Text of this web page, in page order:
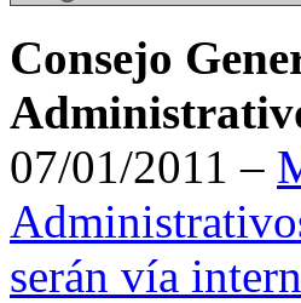
Consejo
07/01/2011 –
serán vía